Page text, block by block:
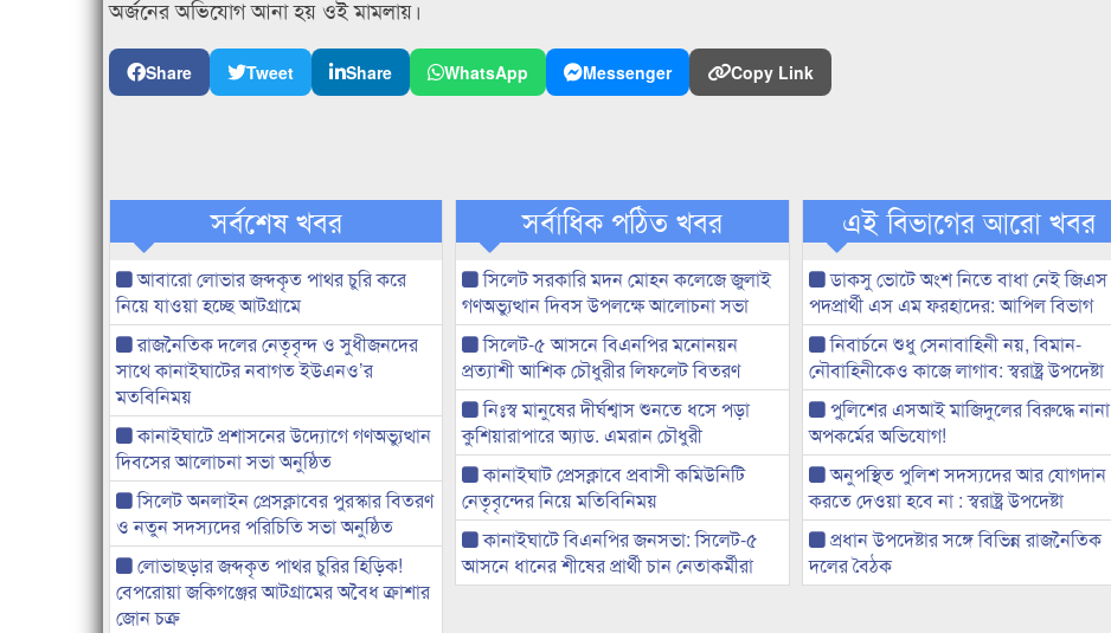
অর্জনের অভিযোগ আনা হয় ওই মামলায়।
Share Tweet Share WhatsApp Messenger Copy Link
সর্বশেষ খবর
আবারো লোভার জব্দকৃত পাথর চুরি করে
নিয়ে যাওয়া হচ্ছে আটগ্রামে
রাজনৈতিক দলের নেতৃবৃন্দ ও সুধীজনদের
সাথে কানাইঘাটের নবাগত ইউএনও’র
মতবিনিময়
কানাইঘাটে প্রশাসনের উদ্যোগে গণঅভ্যুত্থান
দিবসের আলোচনা সভা অনুষ্ঠিত
সিলেট অনলাইন প্রেসক্লাবের পুরস্কার বিতরণ
ও নতুন সদস্যদের পরিচিতি সভা অনুষ্ঠিত
লোভাছড়ার জব্দকৃত পাথর চুরির হিড়িক!
বেপরোয়া জকিগঞ্জের আটগ্রামের অবৈধ ক্রাশার
জোন চক্র
সর্বাধিক পঠিত খবর
সিলেট সরকারি মদন মোহন কলেজে জুলাই
গণঅভ্যুত্থান দিবস উপলক্ষে আলোচনা সভা
সিলেট-৫ আসনে বিএনপির মনোনয়ন
প্রত্যাশী আশিক চৌধুরীর লিফলেট বিতরণ
নিঃস্ব মানুষের দীর্ঘশ্বাস শুনতে ধসে পড়া
কুশিয়ারাপারে অ্যাড. এমরান চৌধুরী
কানাইঘাট প্রেসক্লাবে প্রবাসী কমিউনিটি
নেতৃবৃন্দের নিয়ে মতিবিনিময়
কানাইঘাটে বিএনপির জনসভা: সিলেট-৫
আসনে ধানের শীষের প্রার্থী চান নেতাকর্মীরা
এই বিভাগের আরো খবর
ডাকসু ভোটে অংশ নিতে বাধা নেই জিএস
পদপ্রার্থী এস এম ফরহাদের: আপিল বিভাগ
নিবার্চনে শুধু সেনাবাহিনী নয়, বিমান-
নৌবাহিনীকেও কাজে লাগাব: স্বরাষ্ট্র উপদেষ্টা
পুলিশের এসআই মাজিদুলের বিরুদ্ধে নানা
অপকর্মের অভিযোগ!
অনুপস্থিত পুলিশ সদস্যদের আর যোগদান
করতে দেওয়া হবে না : স্বরাষ্ট্র উপদেষ্টা
প্রধান উপদেষ্টার সঙ্গে বিভিন্ন রাজনৈতিক
দলের বৈঠক